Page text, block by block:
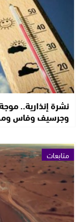
نشرة إنذارية..
وجرسيف وفاس
متابعات